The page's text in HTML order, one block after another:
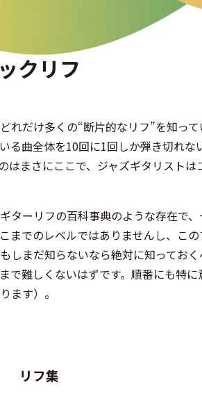
クリフ
れだけ多くの“断片的なリフ”を知っ
る曲全体を10回に1回しか弾き切れな
はまさにここで、ジャズギタリスト
ターリフの百科事典のような存在で
までのレベルではありませんし、こ
しまだ知らないなら絶対に知ってお
で難しくないはずです。順番にも特
ます）。
リフ集